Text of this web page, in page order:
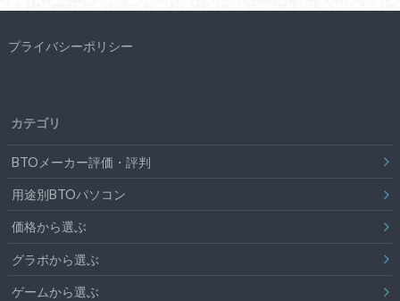
プライバシーポリシー
カテゴリ
BTOメーカー評価・評判
用途別BTOパソコン
価格から選ぶ
グラボから選ぶ
ゲームから選ぶ